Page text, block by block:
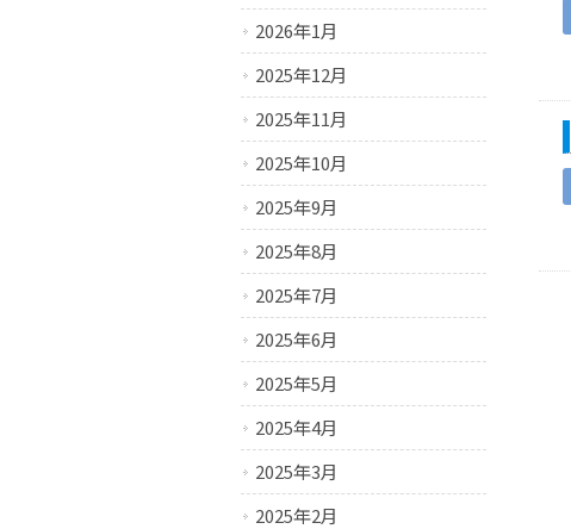
2026年1月
2025年12月
2025年11月
2025年10月
2025年9月
2025年8月
2025年7月
2025年6月
2025年5月
2025年4月
2025年3月
2025年2月